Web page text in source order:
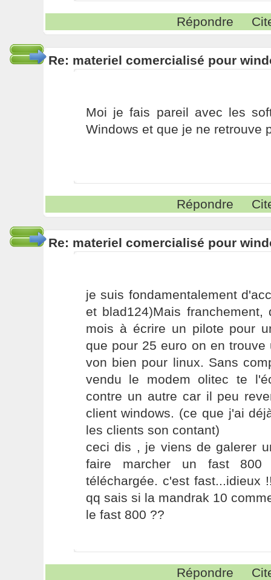
Répondre
Re: materiel comercialisé pour
Moi je fais pareil avec les
Windows et que je ne retrouve
Répondre
Re: materiel comercialisé pour
je suis fondamentalement
et blad124)Mais
mois à écrire un pilote pour
que pour 25 euro on en
von bien pour linux. Sans
vendu le modem olitec te
contre un autre car il peu
client windows. (ce que j'ai
les clients son contant)
ceci dis , je viens de galerer
faire marcher un fast
téléchargée. c'est fast...idieux
qq sais si la mandrak 10
le fast 800 ??
Répondre